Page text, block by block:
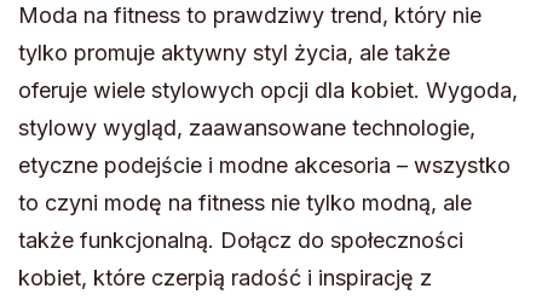
Moda na fitness to prawdziwy trend, który nie
tylko promuje aktywny styl życia, ale także
oferuje wiele stylowych opcji dla kobiet. Wygoda,
stylowy wygląd, zaawansowane technologie,
etyczne podejście i modne akcesoria – wszystko
to czyni modę na fitness nie tylko modną, ale
także funkcjonalną. Dołącz do społeczności
kobiet, które czerpią radość i inspirację z